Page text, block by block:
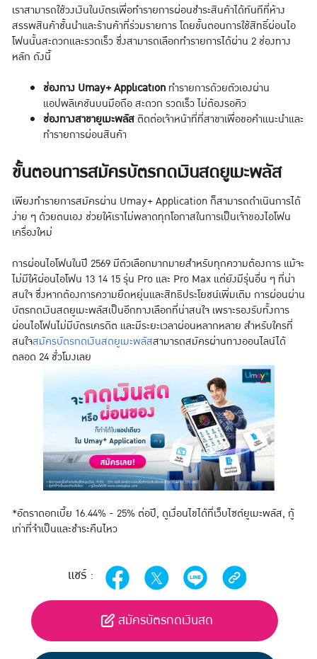
เราสามารถใช้วงเงินในบัตรเพื่อทำรายการผ่อนชำระสินค้าได้ทันทีที่ห้าง
สรรพสินค้าชั้นนำและร้านค้าที่ร่วมรายการ โดยขั้นตอนการใช้สิทธิ์ผ่อนไอ
โฟนนั้นสะดวกและรวดเร็ว ซึ่งสามารถเลือกทำรายการได้ผ่าน 2 ช่องทาง
หลัก ดังนี้
ช่องทาง Umay+ Applicationทำรายการด้วยตัวเองผ่าน
แอปพลิเคชันบนมือถือ สะดวก รวดเร็ว ไม่ต้องรอคิว
ช่องทางสาขายูเมะพลัสติดต่อเจ้าหน้าที่ที่สาขาเพื่อขอคำแนะนำและ
ทำรายการผ่อนสินค้า
ขั้นตอนการสมัครบัตรกดเงินสดยูเมะพลัส
เพียงทำรายการสมัครผ่าน Umay+ Application ก็สามารถดำเนินการได้
ง่าย ๆ ด้วยตนเอง ช่วยให้เราไม่พลาดทุกโอกาสในการเป็นเจ้าของไอโฟน
เครื่องใหม่
การผ่อนไอโฟนในปี 2569 มีตัวเลือกมากมายสำหรับทุกความต้องการ แม้จะ
ไม่มีให้ผ่อนไอโฟน 13 14 15 รุ่น Pro และ Pro Max แต่ยังมีรุ่นอื่น ๆ ที่น่า
สนใจ ซึ่งหากต้องการความยืดหยุ่นและสิทธิประโยชน์เพิ่มเติม การผ่อนผ่าน
บัตรกดเงินสดยูเมะพลัสเป็นอีกทางเลือกที่น่าสนใจ เพราะรองรับทั้งการ
ผ่อนไอโฟนไม่มีบัตรเครดิต และมีระยะเวลาผ่อนหลากหลาย สำหรับใครที่
สนใจสมัครบัตรกดเงินสดยูเมะพลัสสามารถสมัครผ่านทางออนไลน์ได้
ตลอด 24 ชั่วโมงเลย
*อัตราดอกเบี้ย 16.44% - 25% ต่อปี, ดูเงื่อนไขได้ที่เว็บไซต์ยูเมะพลัส, กู้
เท่าที่จำเป็นและชำระคืนไหว
แชร์ :
สมัครบัตรกดเงินสด